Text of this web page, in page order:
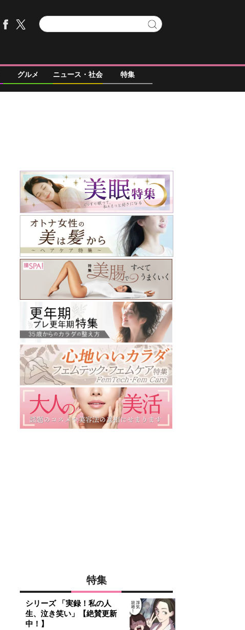
グルメ ニュース・社会 特集
特集
シリーズ 「実録！私の人
生、泣き笑い」【絶賛更新
中！】